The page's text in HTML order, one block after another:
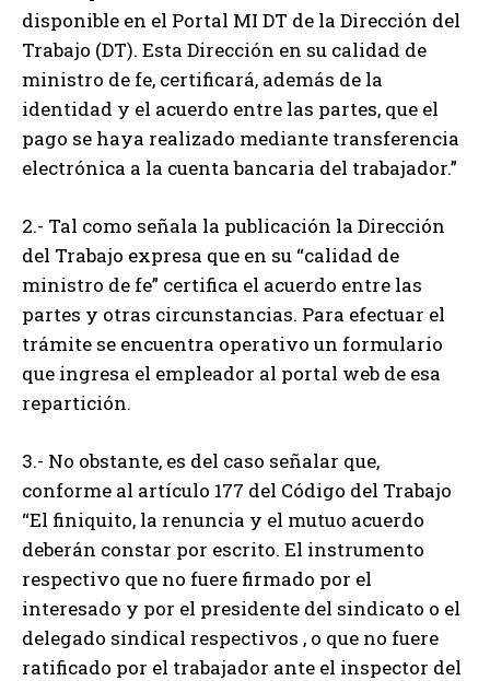
disponible en el Portal MI DT de la Dirección del
Trabajo (DT). Esta Dirección en su calidad de
ministro de fe, certificará, además de la
identidad y el acuerdo entre las partes, que el
pago se haya realizado mediante transferencia
electrónica a la cuenta bancaria del trabajador.”
2.- Tal como señala la publicación la Dirección
del Trabajo expresa que en su “calidad de
ministro de fe” certifica el acuerdo entre las
partes y otras circunstancias. Para efectuar el
trámite se encuentra operativo un formulario
que ingresa el empleador al portal web de esa
repartición.
3.- No obstante, es del caso señalar que,
conforme al artículo 177 del Código del Trabajo
“El finiquito, la renuncia y el mutuo acuerdo
deberán constar por escrito. El instrumento
respectivo que no fuere firmado por el
interesado y por el presidente del sindicato o el
delegado sindical respectivos , o que no fuere
ratificado por el trabajador ante el inspector del